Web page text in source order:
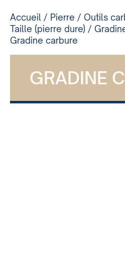
Accueil / Pierre / Outils
Taille (pierre dure) /
Gradine carbure
GRADINE